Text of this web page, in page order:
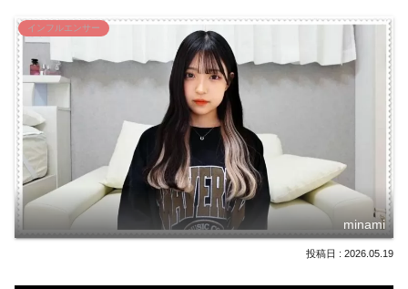
インフルエンサー
minami
2026.05.19